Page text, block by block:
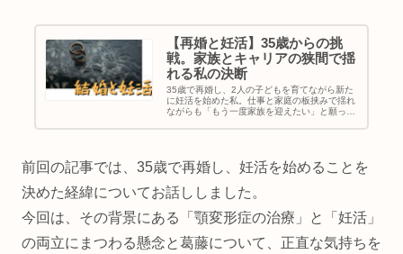
【再婚と妊活】35歳からの挑
戦。家族とキャリアの狭間で揺
れる私の決断
35歳で再婚し、2人の子どもを育てながら新た
に妊活を始めた私。仕事と家庭の板挟みで揺れ
ながらも「もう一度家族を迎えたい」と願った
前回の記事では、35歳で再婚し、妊活を始めることを
決めた経緯についてお話ししました。
今回は、その背景にある「顎変形症の治療」と「妊活」
の両立にまつわる懸念と葛藤について、正直な気持ちを